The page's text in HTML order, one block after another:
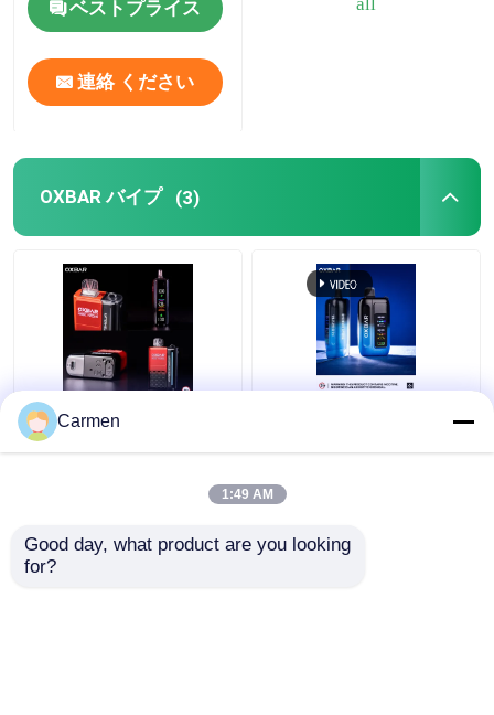
ピークバー 蒸気
HQD バイプ
EPLUS バイプ
オールドスクール バイプ
EPE バイプ
ENVA バイプ
ベストプライス
連絡 ください
OXBAR バイプ (3)
OXBAR MAGIC MAZE2
使い捨てのバイプ
イル素材と20種類の味
OXBAR ICE NIC 35000
Carmen
1:49 AM
Good day, what product are you looking
for?